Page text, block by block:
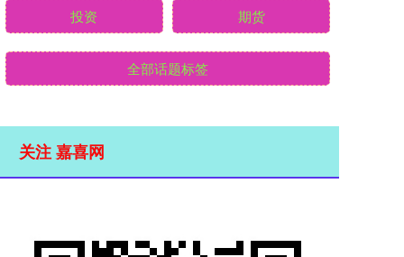
投资 期货
全部话题标签
关注 嘉喜网